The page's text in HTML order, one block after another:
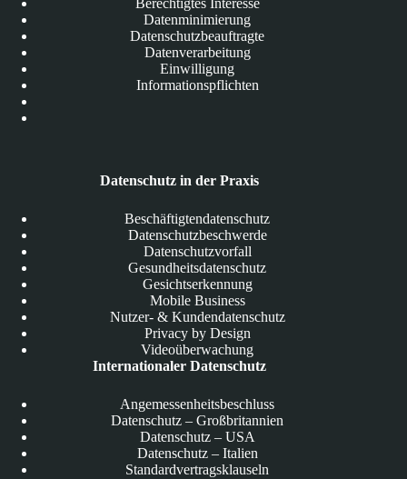
Berechtigtes Interesse
Datenminimierung
Datenschutzbeauftragte
Datenverarbeitung
Einwilligung
Informationspflichten
Datenschutz in der Praxis
Beschäftigtendatenschutz
Datenschutzbeschwerde
Datenschutzvorfall
Gesundheitsdatenschutz
Gesichtserkennung
Mobile Business
Nutzer- & Kundendatenschutz
Privacy by Design
Videoüberwachung
Internationaler Datenschutz
Angemessenheitsbeschluss
Datenschutz – Großbritannien
Datenschutz – USA
Datenschutz – Italien
Standardvertragsklauseln